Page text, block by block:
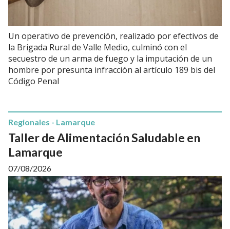
Un operativo de prevención, realizado por efectivos de
la Brigada Rural de Valle Medio, culminó con el
secuestro de un arma de fuego y la imputación de un
hombre por presunta infracción al artículo 189 bis del
Código Penal
Taller de Alimentación Saludable en
Lamarque
Regionales - Lamarque
07/08/2026